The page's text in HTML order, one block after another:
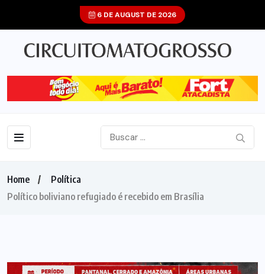
6 DE AUGUST DE 2026
Home
Política
Político boliviano refugiado é recebido em Brasília